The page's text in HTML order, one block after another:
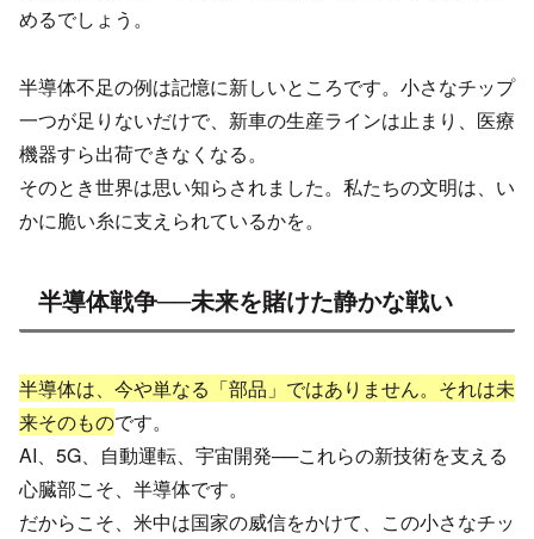
めるでしょう。
半導体不足の例は記憶に新しいところです。小さなチップ
一つが足りないだけで、新車の生産ラインは止まり、医療
機器すら出荷できなくなる。
そのとき世界は思い知らされました。私たちの文明は、い
かに脆い糸に支えられているかを。
半導体戦争──未来を賭けた静かな戦い
半導体は、今や単なる「部品」ではありません。それは未
来そのものです。
AI、5G、自動運転、宇宙開発──これらの新技術を支える
心臓部こそ、半導体です。
だからこそ、米中は国家の威信をかけて、この小さなチッ